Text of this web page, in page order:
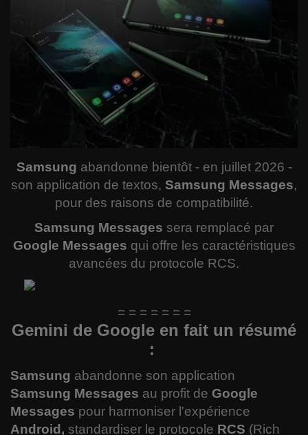
Comment garder votre forme ?
Le RIAQ
Informatique
Politique
Varia
Sciences
Santé
Langues
Voyages
Espace
Samsung abandonne bientôt - en juillet 2026 -
son application de textos, Samsung Messages,
pour des raisons de compatibilité.
Samsung Messages sera remplacé par
Google Messages qui offre les caractéristiques
avancées du protocole RCS.
= = = = = = =
Gemini de Google en fait un résumé
:
Samsung abandonne son application
Samsung Messages au profit de Google
Messages pour harmoniser l'expérience
Android, standardiser le protocole RCS (Rich